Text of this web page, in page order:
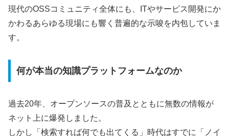
現代のOSSコミュニティ全体にも、ITやサービス開発にか
かわるあらゆる現場にも響く普遍的な示唆を内包していま
す。
何が本当の知識プラットフォームなのか
過去20年、オープンソースの普及とともに無数の情報が
ネット上に爆発しました。
しかし「検索すれば何でも出てくる」時代はすでに「ノイ